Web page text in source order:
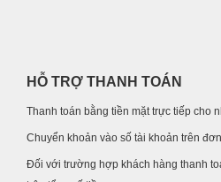
HỖ TRỢ THANH TOÁN
Thanh toán bằng tiền mặt trực tiếp cho
Chuyển khoản vào số tài khoản trên
Đối với trường hợp khách hàng thanh